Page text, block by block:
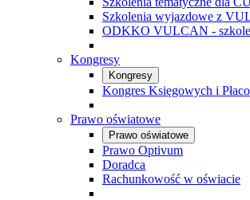
Szkolenia wyjazdowe z
ODKKO VULCAN -
Kongresy
Kongresy
Kongres Księgowych i
Prawo oświatowe
Prawo oświatowe
Prawo Optivum
Doradca
Rachunkowość w oświacie